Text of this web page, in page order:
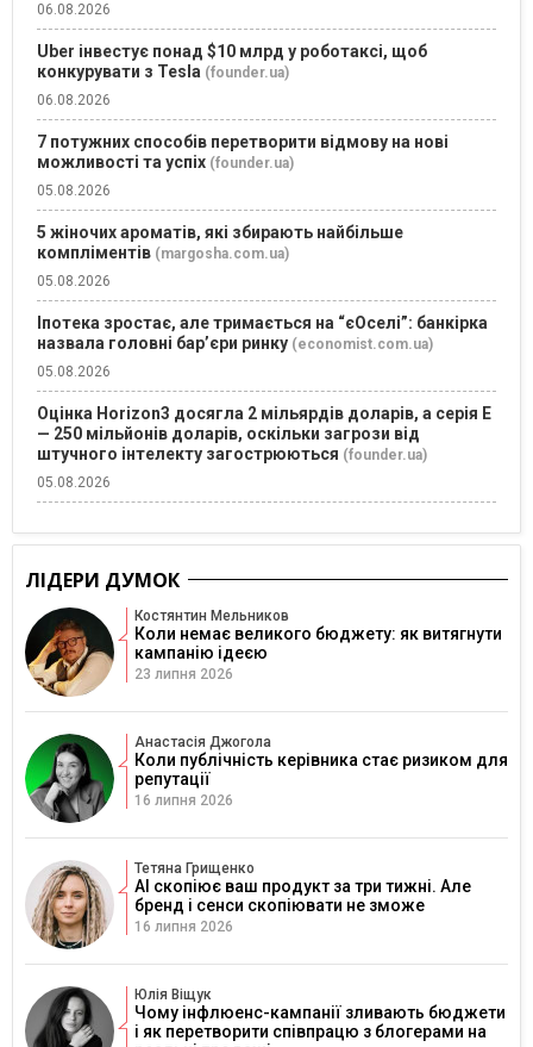
06.08.2026
Uber інвестує понад $10 млрд у роботаксі, щоб
конкурувати з Tesla (founder.ua)
06.08.2026
7 потужних способів перетворити відмову на нові
можливості та успіх (founder.ua)
05.08.2026
5 жіночих ароматів, які збирають найбільше
компліментів (margosha.com.ua)
05.08.2026
Іпотека зростає, але тримається на “єОселі”: банкірка
назвала головні бар’єри ринку (economist.com.ua)
05.08.2026
Оцінка Horizon3 досягла 2 мільярдів доларів, а серія E
— 250 мільйонів доларів, оскільки загрози від
штучного інтелекту загострюються (founder.ua)
05.08.2026
ЛІДЕРИ ДУМОК
Костянтин Мельников
Коли немає великого бюджету: як витягнути
кампанію ідеєю
23 липня 2026
Анастасія Джогола
Коли публічність керівника стає ризиком для
репутації
16 липня 2026
Тетяна Грищенко
AI скопіює ваш продукт за три тижні. Але
бренд і сенси скопіювати не зможе
16 липня 2026
Юлія Віщук
Чому інфлюенс-кампанії зливають бюджети
і як перетворити співпрацю з блогерами на